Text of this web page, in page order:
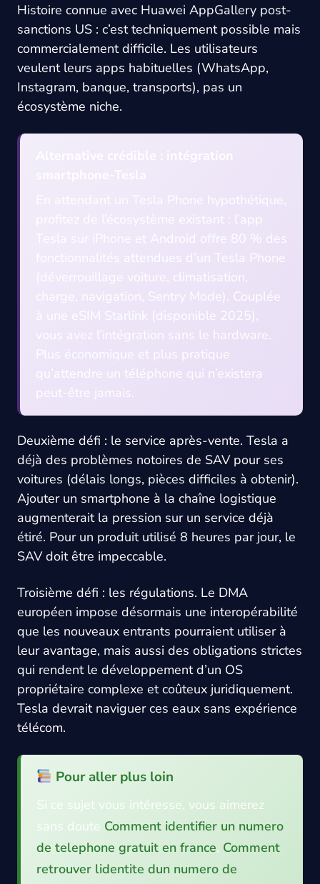
Histoire connue avec Huawei AppGallery post-
sanctions US : c’est techniquement possible mais
commercialement difficile. Les utilisateurs
veulent leurs apps habituelles (WhatsApp,
Instagram, banque, transports), pas un
écosystème niche.
Alternative crédible : intégration
En attendant un Tesla Phone hypothétique,
profitez de l’écosystème existant : l’app
Tesla sur iPhone et Android offre 80 % des
fonctionnalités attendues d’un Tesla Phone
(déverrouillage voiture, climatisation,
charge, navigation, Sentry Mode). Couplée
à une eSIM Starlink (disponible 2025),
vous avez l’intégration sans le hardware.
Plus économique et plus pratique
qu’attendre un téléphone qui n’existera
peut-être jamais.
Deuxième défi : le service après-vente. Tesla a
déjà des problèmes notoires de SAV pour ses
voitures (délais longs, pièces difficiles à obtenir).
Ajouter un smartphone à la chaîne logistique
augmenterait la pression sur un service déjà
étiré. Pour un produit utilisé 8 heures par jour, le
SAV doit être impeccable.
Troisième défi : les régulations. Le DMA
européen impose désormais une interopérabilité
que les nouveaux entrants pourraient utiliser à
leur avantage, mais aussi des obligations strictes
qui rendent le développement d’un OS
propriétaire complexe et coûteux juridiquement.
Tesla devrait naviguer ces eaux sans expérience
télécom.
Pour aller plus loin
Si ce sujet vous intéresse, vous aimerez
sans doute Comment identifier un numero
de telephone gratuit en france, Comment
retrouver lidentite dun numero de